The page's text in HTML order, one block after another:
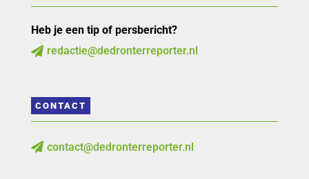
Heb je een tip of persbericht?
 redactie@dedronterreporter.nl
CONTACT
 contact@dedronterreporter.nl